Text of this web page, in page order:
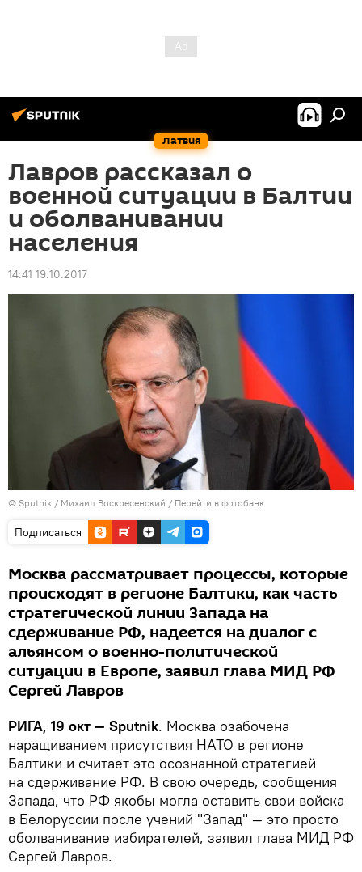
Латвия
Лавров рассказал о
военной ситуации в Балтии
и оболванивании
населения
14:41 19.10.2017
© Sputnik / Михаил Воскресенский / Перейти в фотобанк
Подписаться
Москва рассматривает процессы, которые
происходят в регионе Балтики, как часть
стратегической линии Запада на
сдерживание РФ, надеется на диалог с
альянсом о военно-политической
ситуации в Европе, заявил глава МИД РФ
Сергей Лавров
РИГА, 19 окт — Sputnik. Москва озабочена
наращиванием присутствия НАТО в регионе
Балтики и считает это осознанной стратегией
на сдерживание РФ. В свою очередь, сообщения
Запада, что РФ якобы могла оставить свои войска
в Белоруссии после учений "Запад" — это просто
оболванивание избирателей, заявил глава МИД РФ
Сергей Лавров.